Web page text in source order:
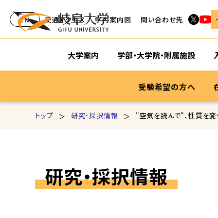
大学案内 学部・大学院・附属施設
受験希望の方へ
EN 交通アクセス 学内案内図 問い合わせ先
トップ 研究・採択情報 "空気を読んで"、性質を
研究・採択情報